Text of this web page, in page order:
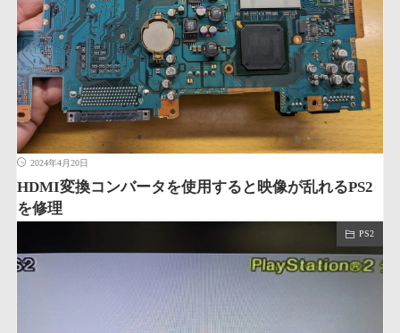
2024年4月20日
HDMI変換コンバータを使用すると映像が乱れるPS2
を修理
PS2